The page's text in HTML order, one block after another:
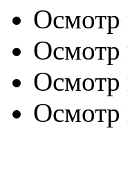
Осмотр
Осмотр
Осмотр
Осмотр